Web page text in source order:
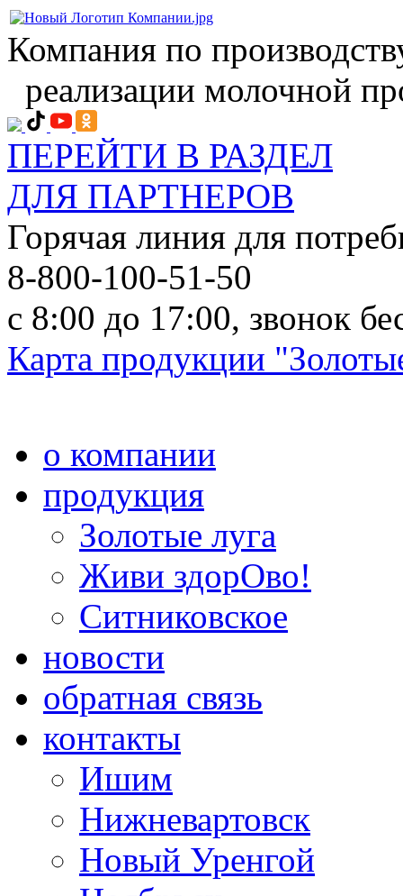
Компания по
реализации молочной
ПЕРЕЙТИ В РАЗДЕЛ
ДЛЯ ПАРТНЕРОВ
Горячая линия для
8-800-100-51-50
с 8:00 до 17:00, звонок
Карта продукции
о компании
продукция
Золотые луга
Живи здорОво!
Ситниковское
новости
обратная связь
контакты
Ишим
Нижневартовск
Новый Уренгой